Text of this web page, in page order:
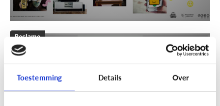
Toestemming Details Over
Reclame
[Klik & Print]